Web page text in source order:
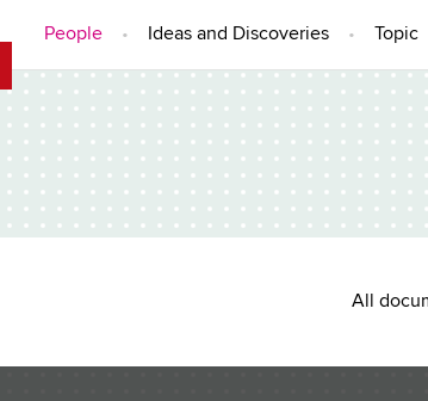
People Ideas and Discoveries Topic
All